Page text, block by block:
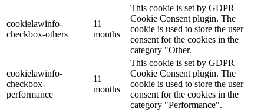
cookielawinfo-
checkbox-others
11
months
This cookie is set by GDPR
Cookie Consent plugin. The
cookie is used to store the user
consent for the cookies in the
category "Other.
cookielawinfo-
checkbox-
performance
11
months
This cookie is set by GDPR
Cookie Consent plugin. The
cookie is used to store the user
consent for the cookies in the
category "Performance".